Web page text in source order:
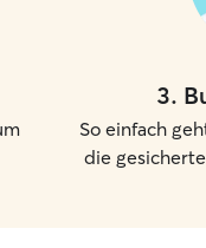
3.
So einfach
die